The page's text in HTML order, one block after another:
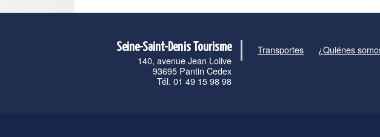
Seine-Saint-Denis Tourisme
140, avenue Jean Lolive
93695 Pantin Cedex
Tél. 01 49 15 98 98
Transportes ¿Quiénes